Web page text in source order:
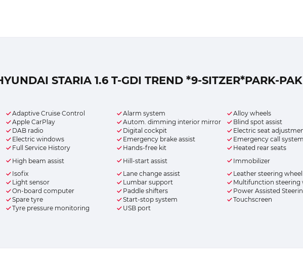
STARIA 1.6 T-GDI TREND *9-SITZER*PARK-
Adaptive Cruise Control Alarm system Alloy wheels
Apple CarPlay Autom. dimming interior mirror Blind spot assist
DAB radio Digital cockpit Electric seat
Electric windows Emergency brake assist Emergency call system
Full Service History Hands-free kit Heated rear seats
High beam assist Hill-start assist Immobilizer
Isofix Lane change assist Leather steering wheel
Light sensor Lumbar support Multifunction steering
On-board computer Paddle shifters Power Assisted
Spare tyre Start-stop system Touchscreen
Tyre pressure monitoring USB port